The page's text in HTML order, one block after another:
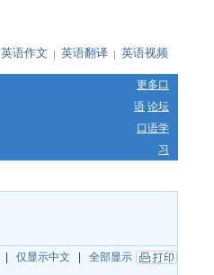
英语作文 英语翻译 英语视频
更多口
语 论坛
口语学
习
仅显示中文
全部显示